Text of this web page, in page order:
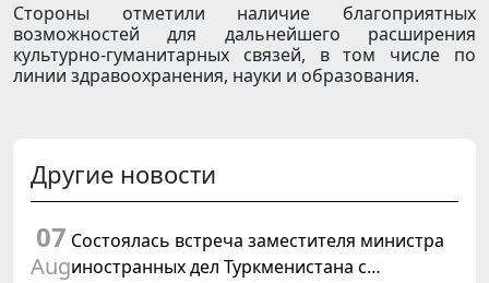
Стороны отметили наличие благоприятных
возможностей для дальнейшего расширения
культурно-гуманитарных связей, в том числе по
линии здравоохранения, науки и образования.
Другие новости
07
Aug
Состоялась встреча заместителя министра
иностранных дел Туркменистана с